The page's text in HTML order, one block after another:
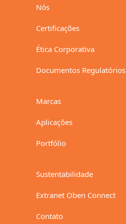
Nós
Certificações
Ética Corporativa
Documentos Regulatórios
Marcas
Aplicações
Portfólio
Sustentabilidade
Extranet Oben Connect
Contato